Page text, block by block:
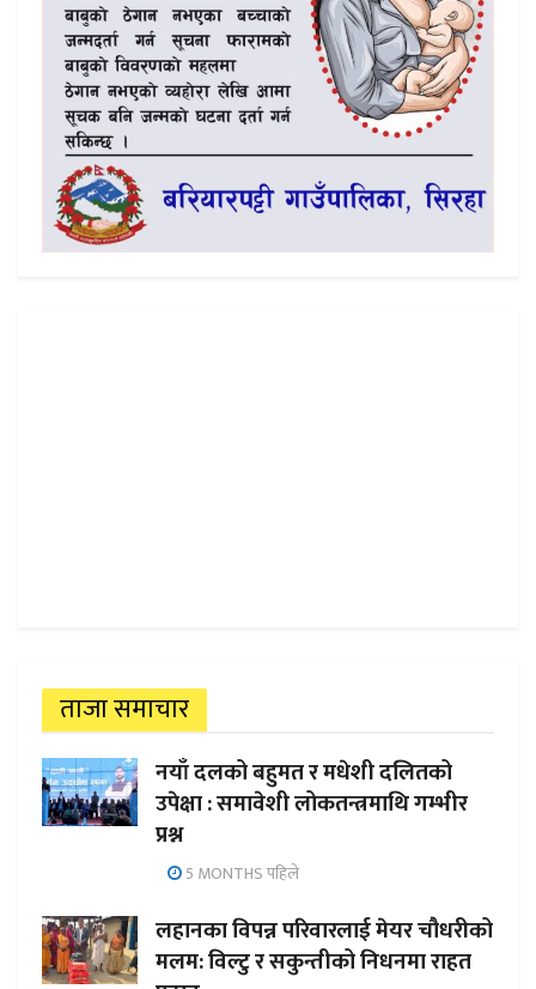
ताजा समाचार
नयाँ दलको बहुमत र मधेशी दलितको
उपेक्षा : समावेशी लोकतन्त्रमाथि गम्भीर
प्रश्न
5 MONTHS पहिले
लहानका विपन्न परिवारलाई मेयर चौधरीको
मलम: विल्टु र सकुन्तीको निधनमा राहत